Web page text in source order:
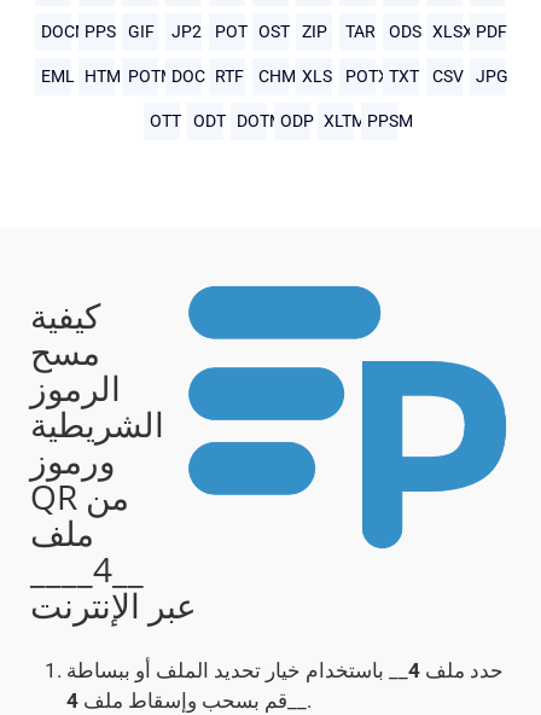
DOCMPPS GIF JP2 POT OST ZIP TAR ODS XLSX PDF
EML HTMLPOTMDOC RTF CHM XLS POTX TXT CSV JPG
OTT ODT DOTMODP XLTM PPSM
كيفية
مسح
الرموز
الشريطية
ورموز
QR من
ملف
عبر الإنترنت
حدد ملف 4 __ باستخدام خيار تحديد الملف أو ببساطة
قم بسحب وإسقاط ملف 4
__.